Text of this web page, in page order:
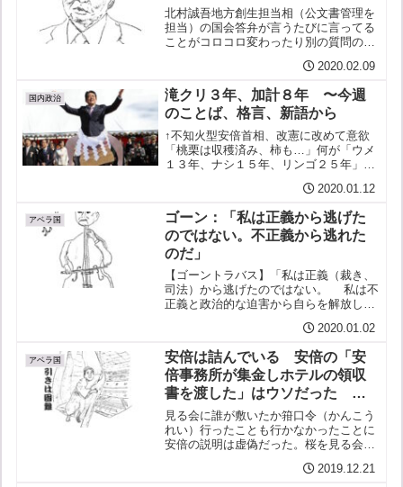
北村誠吾地方創生担当相（公文書管理を
担当）の国会答弁が言うたびに言ってる
ことがコロコロ変わったり別の質問のた
お粗末である国会での質問は「事前通
告」するのがお互いの約束であって（そ
うでなければ知らないことを...
2020.02.09
国内政治
滝クリ３年、加計８年 〜今週
のことば、格言、新語から
↑不知火型安倍首相、改憲に改めて意欲
「桃栗は収穫済み、柿も…」何が「ウメ
１３年、ナシ１５年、リンゴ２５年」は
年」くらいにしてほしいでないと日本が
滅びる安倍は院政敷いて改憲のつもりだ
な安倍首相「燃焼し尽くす...
2020.01.12
アベラ国
ゴーン：「私は正義から逃げた
のではない。不正義から逃れた
のだ」
【ゴーントラバス】「私は正義（裁き、
司法）から逃げたのではない。 私は不
正義と政治的な迫害から自らを解放した
pas fui la justice, je me suis libéré de l...
2020.01.02
アベラ国
安倍は詰んでいる 安倍の「安
倍事務所が集金しホテルの領収
書を渡した」はウソだった 箝
口令も敷いていた
見る会に誰が敷いたか箝口令（かんこう
れい）行ったことも行かなかったことに
安倍の説明は虚偽だった。桜を見る会前
収書は発行されていない。安倍は詰ん
2019.12.21